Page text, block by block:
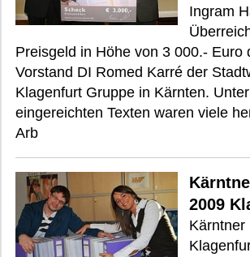
Ingram
Preisgeld in Höhe von 3 000.- Euro
Vorstand DI Romed Karré der
Klagenfurt Gruppe in Kärnten.
eingereichten Texten waren viele
Arb
2009
Kärntner